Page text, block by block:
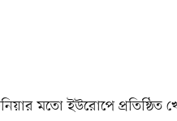
মতো ইউরোপে প্রতিষ্ঠিত